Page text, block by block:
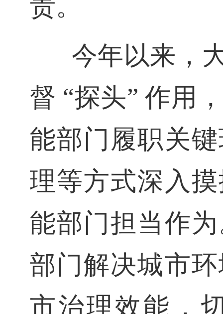
责。
今年以来，
督 “探头” 作用
能部门履职关
理等方式深入
能部门担当作
部门解决城市
市治理效能，